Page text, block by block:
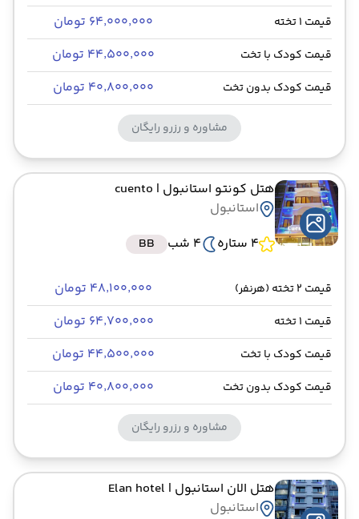
قیمت 1 تخته ۶۴٬۰۰۰٬۰۰۰ تومان
قیمت کودک با تخت ۴۴٬۵۰۰٬۰۰۰ تومان
قیمت کودک بدون تخت ۴۰٬۸۰۰٬۰۰۰ تومان
مشاوره و رزرو رایگان
هتل کونتو استانبول | cuento
استانبول
4 ستاره
4 شب BB
قیمت 2 تخته (هرنفر) ۴۸٬۱۰۰٬۰۰۰ تومان
قیمت 1 تخته ۶۴٬۷۰۰٬۰۰۰ تومان
قیمت کودک با تخت ۴۴٬۵۰۰٬۰۰۰ تومان
قیمت کودک بدون تخت ۴۰٬۸۰۰٬۰۰۰ تومان
مشاوره و رزرو رایگان
هتل الان استانبول | Elan hotel
استانبول